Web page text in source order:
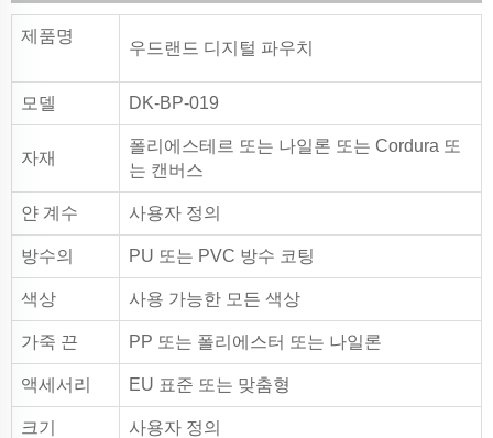
제품명
우드랜드 디지털 파우치
모델 DK-BP-019
자재
폴리에스테르 또는 나일론 또는 Cordura 또
는 캔버스
얀 계수 사용자 정의
방수의 PU 또는 PVC 방수 코팅
색상 사용 가능한 모든 색상
가죽 끈 PP 또는 폴리에스터 또는 나일론
액세서리 EU 표준 또는 맞춤형
크기 사용자 정의